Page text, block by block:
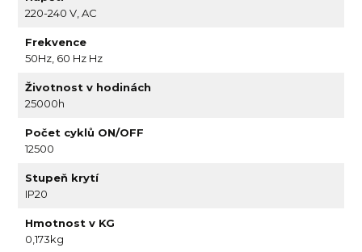
220-240 V, AC
Frekvence
50Hz, 60 Hz Hz
Životnost v hodinách
25000h
Počet cyklů ON/OFF
12500
Stupeň krytí
IP20
Hmotnost v KG
0,173kg